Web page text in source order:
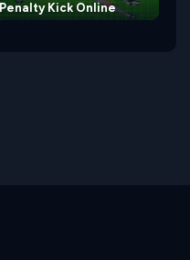
Penalty Kick Online